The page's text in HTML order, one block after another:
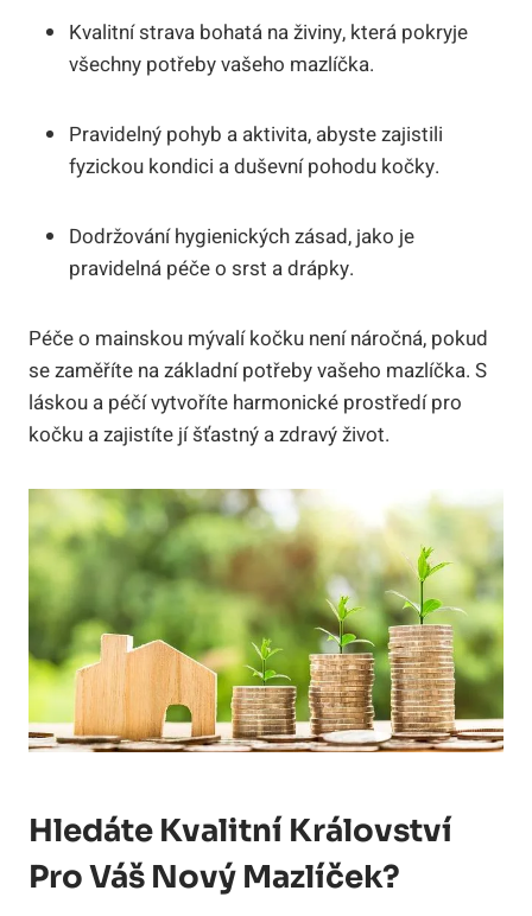
Kvalitní strava bohatá na živiny, která pokryje
všechny potřeby vašeho mazlíčka.
Pravidelný pohyb a aktivita, abyste zajistili
fyzickou kondici a duševní pohodu kočky.
Dodržování hygienických zásad, jako je
pravidelná péče o srst a drápky.
Péče o mainskou mývalí kočku není náročná, pokud
se zaměříte na základní potřeby vašeho mazlíčka. S
láskou a péčí vytvoříte harmonické prostředí pro
kočku a zajistíte jí šťastný a zdravý život.
Hledáte Kvalitní Království
Pro Váš Nový Mazlíček?